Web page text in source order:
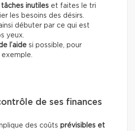
tâches inutiles et faites le tri
les besoins des désirs.
débuter par ce qui est
yeux.
l’aide si possible, pour
exemple.
de ses finances
des coûts prévisibles et